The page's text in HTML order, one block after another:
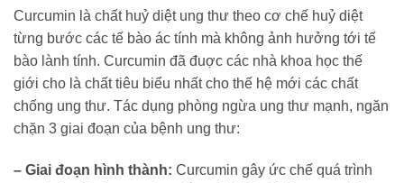
Curcumin là chất huỷ diệt ung thư theo cơ chế huỷ diệt
từng bước các tế bào ác tính mà không ảnh hưởng tới tế
bào lành tính. Curcumin đã đuợc các nhà khoa học thế
giới cho là chất tiêu biểu nhất cho thế hệ mới các chất
chống ung thư. Tác dụng phòng ngừa ung thư mạnh, ngăn
chặn 3 giai đoạn của bệnh ung thư:
– Giai đoạn hình thành: Curcumin gây ức chế quá trình